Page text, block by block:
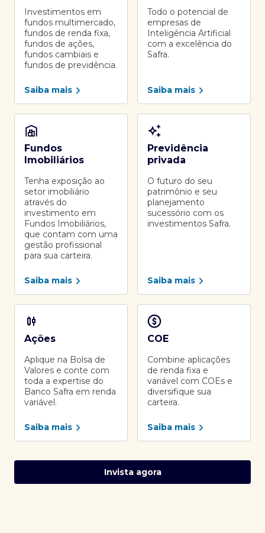
Investimentos em
fundos multimercado,
fundos de renda fixa,
fundos de ações,
fundos cambiais e
fundos de previdência.
Saiba mais
Todo o potencial de
empresas de
Inteligência Artificial
com a excelência do
Safra.
Saiba mais
Fundos
Imobiliários
Tenha exposição ao
setor imobiliário
através do
investimento em
Fundos Imobiliários,
que contam com uma
gestão profissional
para sua carteira.
Saiba mais
Previdência
privada
O futuro do seu
patrimônio e seu
planejamento
sucessório com os
investimentos Safra.
Saiba mais
Ações
Aplique na Bolsa de
Valores e conte com
toda a expertise do
Banco Safra em renda
variável.
Saiba mais
COE
Combine aplicações
de renda fixa e
variável com COEs e
diversifique sua
carteira.
Saiba mais
Invista agora